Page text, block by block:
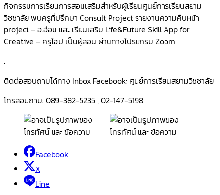
กิจกรรมการเรียนการสอนเสริมสำหรับผู้เรียนศูนย์การเรียนสยาม
วิชชาลัย พบครูที่ปรึกษา Consult Project รายงานความคืบหน้า
project – อ.อ๋อม และ เรียนเสริม Life&Future Skill App for
Creative – ครูโฮป เป็นผู้สอน ผ่านทางโปรแกรม Zoom
.
ติดต่อสอบถามได้ทาง Inbox Facebook: ศูนย์การเรียนสยามวิชชาลัย
โทรสอบถาม: 089-382-5235 , 02-147-5198
Facebook
X
Line